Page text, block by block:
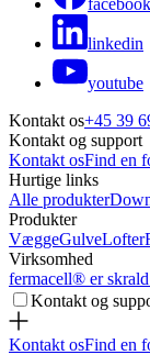
linkedin
youtube
Kontakt os+45 39
Kontakt og support
Kontakt osFind en
Hurtige links
Alle produkter
Produkter
VæggeGulveLofter
Virksomhed
fermacell® er
Kontakt og
Kontakt osFind en